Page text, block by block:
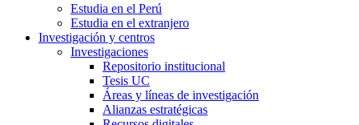
Estudia en el Perú
Estudia en el extranjero
Investigación y centros
Investigaciones
Repositorio institucional
Tesis UC
Áreas y líneas de investigación
Alianzas estratégicas